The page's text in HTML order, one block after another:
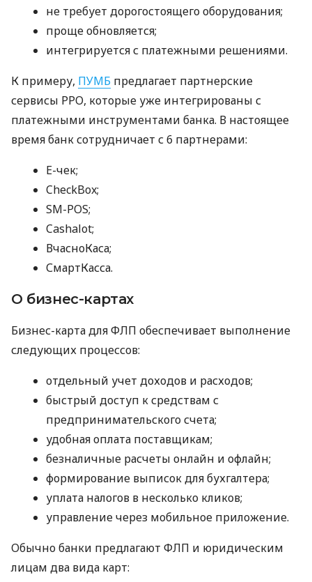
не требует дорогостоящего оборудования;
проще обновляется;
интегрируется с платежными решениями.
К примеру, ПУМБ предлагает партнерские
сервисы РРО, которые уже интегрированы с
платежными инструментами банка. В настоящее
время банк сотрудничает с 6 партнерами:
E-чек;
CheckBox;
SM-POS;
Cashalot;
ВчасноКаса;
СмартКасса.
О бизнес-картах
Бизнес-карта для ФЛП обеспечивает выполнение
следующих процессов:
отдельный учет доходов и расходов;
быстрый доступ к средствам с
предпринимательского счета;
удобная оплата поставщикам;
безналичные расчеты онлайн и офлайн;
формирование выписок для бухгалтера;
уплата налогов в несколько кликов;
управление через мобильное приложение.
Обычно банки предлагают ФЛП и юридическим
лицам два вида карт: